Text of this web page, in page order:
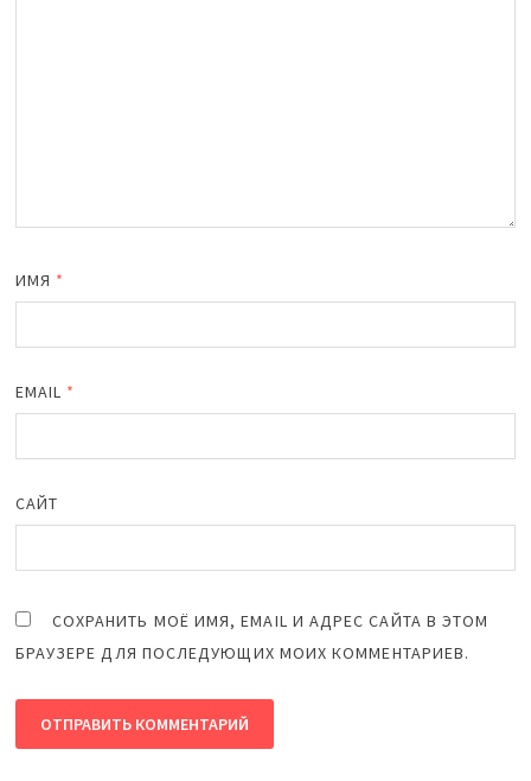
ИМЯ *
EMAIL *
САЙТ
СОХРАНИТЬ МОЁ ИМЯ, EMAIL И АДРЕС САЙТА В ЭТОМ
БРАУЗЕРЕ ДЛЯ ПОСЛЕДУЮЩИХ МОИХ КОММЕНТАРИЕВ.